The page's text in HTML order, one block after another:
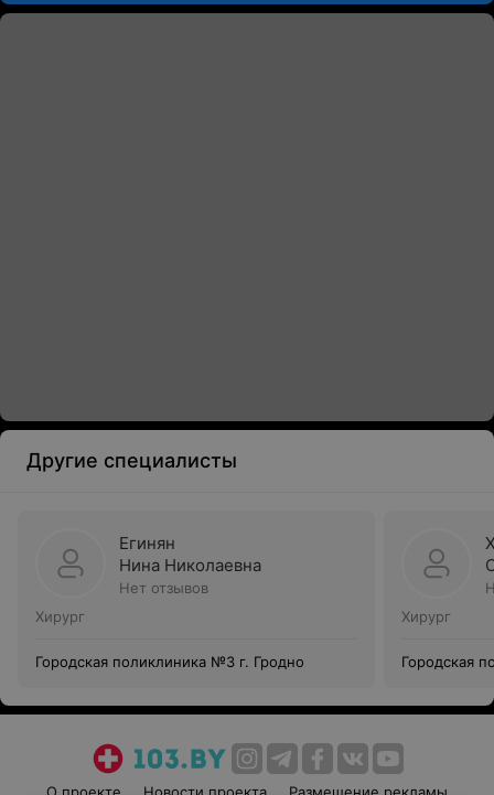
Другие специалисты
Егинян
Нина Николаевна
Нет отзывов
Хирург
Городская поликлиника №3 г. Гродно
Хирург
Городская